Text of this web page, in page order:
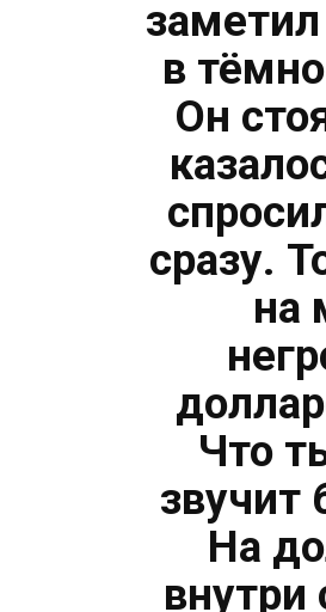
в
Он
сразу.
на
Что
звучит
На
внутри